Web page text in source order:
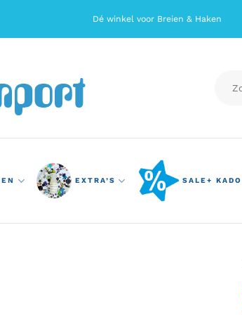
Dé winkel voor Breien & Haken
naar:
EXTRA’S SALE+ KADO